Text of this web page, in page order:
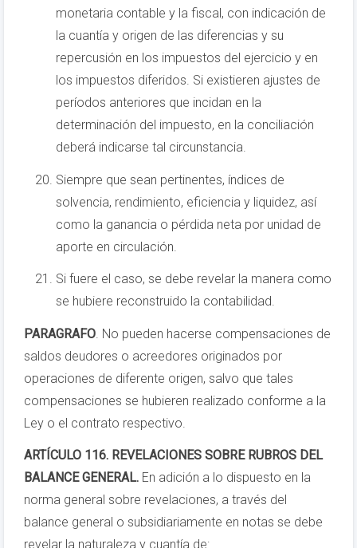
monetaria contable y la fiscal, con indicación de
la cuantía y origen de las diferencias y su
repercusión en los impuestos del ejercicio y en
los impuestos diferidos. Si existieren ajustes de
períodos anteriores que incidan en la
determinación del impuesto, en la conciliación
deberá indicarse tal circunstancia.
Siempre que sean pertinentes, índices de
solvencia, rendimiento, eficiencia y liquidez, así
como la ganancia o pérdida neta por unidad de
aporte en circulación.
Si fuere el caso, se debe revelar la manera como
se hubiere reconstruido la contabilidad.
PARAGRAFO . No pueden hacerse compensaciones de
saldos deudores o acreedores originados por
operaciones de diferente origen, salvo que tales
compensaciones se hubieren realizado conforme a la
Ley o el contrato respectivo.
ARTÍCULO 116. REVELACIONES SOBRE RUBROS DEL
BALANCE GENERAL. En adición a lo dispuesto en la
norma general sobre revelaciones, a través del
balance general o subsidiariamente en notas se debe
revelar la naturaleza y cuantía de: